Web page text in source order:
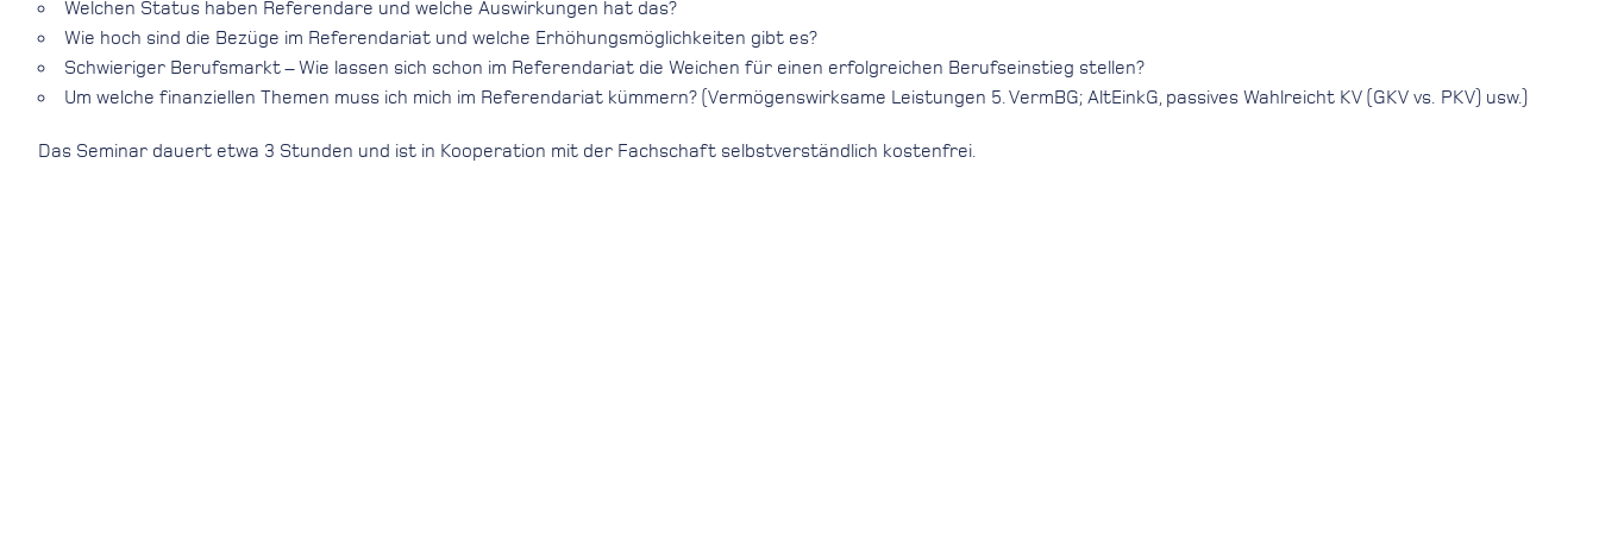
Welchen Status haben Referendare und welche Auswirkungen hat das?
Wie hoch sind die Bezüge im Referendariat und welche Erhöhungsmöglichkeiten gibt es?
Schwieriger Berufsmarkt – Wie lassen sich schon im Referendariat die Weichen für einen erfolgreichen Berufseinstieg stellen?
Um welche finanziellen Themen muss ich mich im Referendariat kümmern? (Vermögenswirksame Leistungen 5. VermBG; AltEinkG, passives Wahlreicht KV (GKV vs. PKV) usw.)
Das Seminar dauert etwa 3 Stunden und ist in Kooperation mit der Fachschaft selbstverständlich kostenfrei.